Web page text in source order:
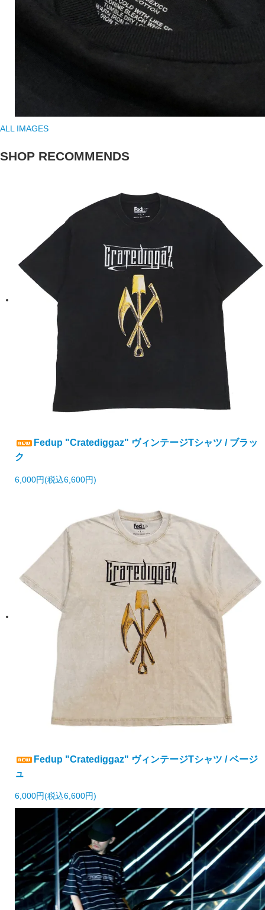
ALL IMAGES
SHOP RECOMMENDS
Fedup "Cratediggaz" ヴィンテージTシャツ / ブラッ
ク
6,000円(税込6,600円)
Fedup "Cratediggaz" ヴィンテージTシャツ / ベージ
ュ
6,000円(税込6,600円)